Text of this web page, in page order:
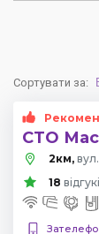
Сортувати за:
СТО
2км,
18